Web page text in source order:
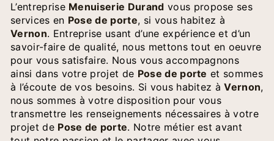
L’entreprise Menuiserie Durand vous propose ses
services en Pose de porte, si vous habitez à
Vernon. Entreprise usant d’une expérience et d’un
savoir-faire de qualité, nous mettons tout en oeuvre
pour vous satisfaire. Nous vous accompagnons
ainsi dans votre projet de Pose de porte et sommes
à l’écoute de vos besoins. Si vous habitez àVernon,
nous sommes à votre disposition pour vous
transmettre les renseignements nécessaires à votre
projet de Pose de porte. Notre métier est avant